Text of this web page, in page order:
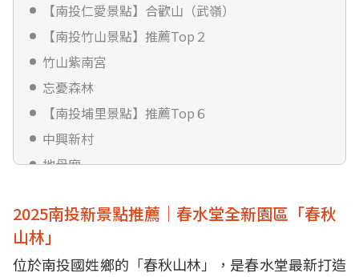
【南投仁愛景點】合歡山（武嶺）
【南投竹山景點】推薦Top２
竹山紫南宮
忘憂森林
【南投埔里景點】推薦Top６
中興新村
地母廟
埔里酒廠
大黑松小倆口元首館
多肉秘境福興店
2025南投新景點推薦｜春水堂全新園區「春秋
山林」
位於南投國姓鄉的「春秋山林 」，是春水堂最新打造